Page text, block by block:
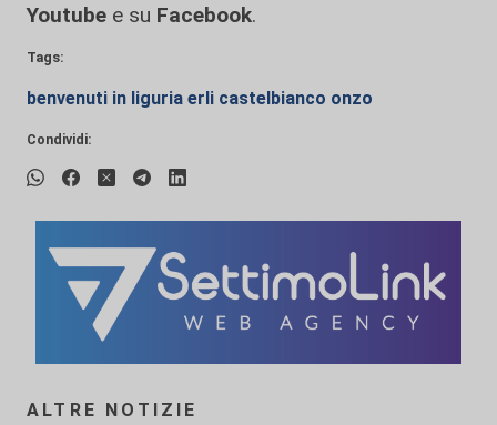
Youtube e su Facebook.
Tags:
benvenuti in liguria erli castelbianco onzo
Condividi:
ALTRE NOTIZIE